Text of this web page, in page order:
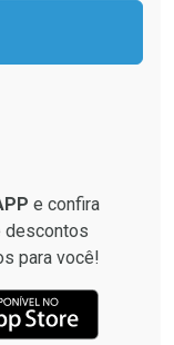
e confira
descontos
para você!